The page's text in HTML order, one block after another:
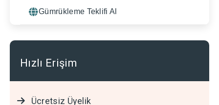
Gümrükleme Teklifi Al
Hızlı Erişim
Ücretsiz Üyelik